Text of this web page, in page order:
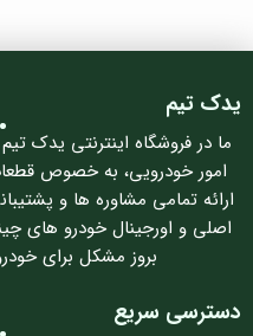
یدک تیم
ما در فروشگاه اینترنتی یدک
امور خودرویی، به خصوص
ارائه تمامی مشاوره ها و
اصلی و اورجینال خودرو های
بروز مشکل برای
دسترسی سریع